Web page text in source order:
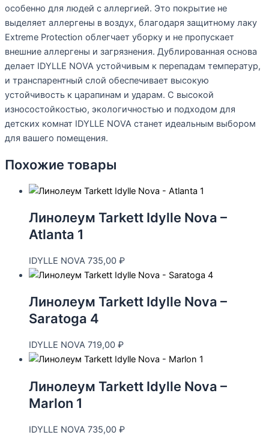
особенно для людей с аллергией. Это покрытие не
выделяет аллергены в воздух, благодаря защитному лаку
Extreme Protection облегчает уборку и не пропускает
внешние аллергены и загрязнения. Дублированная основа
делает IDYLLE NOVA устойчивым к перепадам температур,
и транспарентный слой обеспечивает высокую
устойчивость к царапинам и ударам. С высокой
износостойкостью, экологичностью и подходом для
детских комнат IDYLLE NOVA станет идеальным выбором
для вашего помещения.
Похожие товары
Линолеум Tarkett Idylle Nova –
Atlanta 1
IDYLLE NOVA 735,00 ₽
Линолеум Tarkett Idylle Nova –
Saratoga 4
IDYLLE NOVA 719,00 ₽
Линолеум Tarkett Idylle Nova –
Marlon 1
IDYLLE NOVA 735,00 ₽